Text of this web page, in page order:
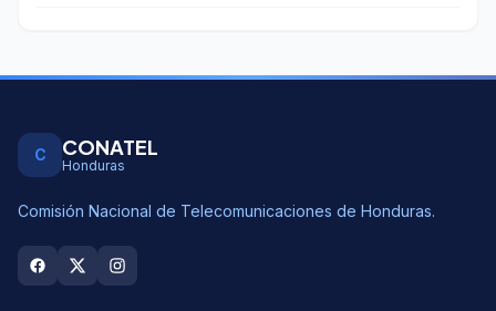
C CONATEL
Honduras
Comisión Nacional de Telecomunicaciones de Honduras.